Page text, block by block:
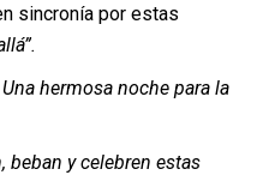
sincronía por estas
hermosa noche para la
beban y celebren estas